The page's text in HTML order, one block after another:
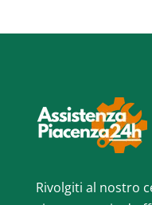
Rivolgiti al nostro